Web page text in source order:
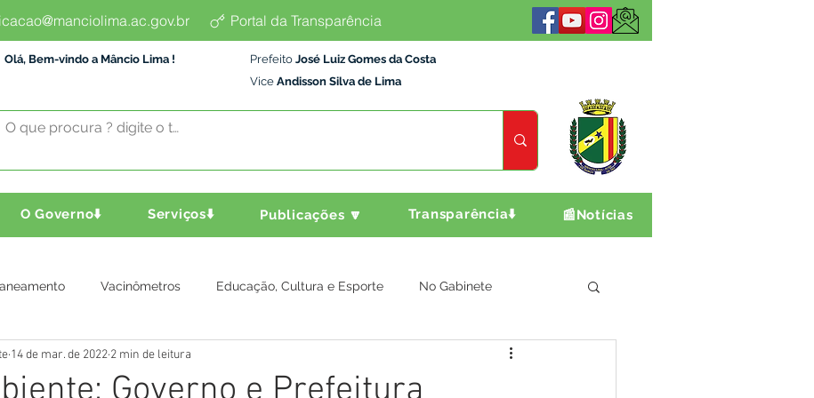
Portal da Transparência
Olá, Bem-vindo a Mâncio Lima ! Prefeito José Luiz Gomes da Costa
Vice Andisson Silva de Lima
O Governo⬇️ Serviços⬇️ Publicações 🔽 Transparência⬇️ 📰Notícias
Vacinômetros Educação, Cultura e Esporte No Gabinete
e Transporte Assistência Social Agricultura e Produção
14 de mar. de 2022 2 min de leitura